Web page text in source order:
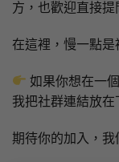
方，也歡迎直接提
在這裡，慢一點是
如果你想在一
我把社群連結放
期待你的加入，